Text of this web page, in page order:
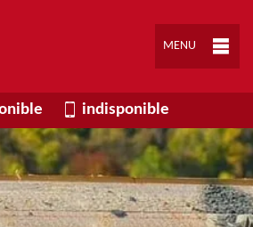
MENU
indisponible